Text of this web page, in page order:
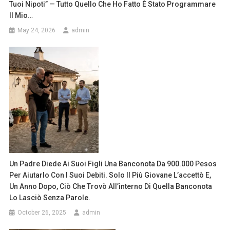
Tuoi Nipoti” — Tutto Quello Che Ho Fatto È Stato Programmare
Il Mio…
May 24, 2026 admin
Un Padre Diede Ai Suoi Figli Una Banconota Da 900.000 Pesos
Per Aiutarlo Con I Suoi Debiti. Solo Il Più Giovane L’accettò E,
Un Anno Dopo, Ciò Che Trovò All’interno Di Quella Banconota
Lo Lasciò Senza Parole.
October 26, 2025 admin